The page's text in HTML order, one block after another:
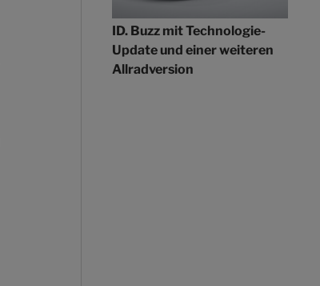
ID. Buzz mit Technologie-
Update und einer weiteren
Allradversion